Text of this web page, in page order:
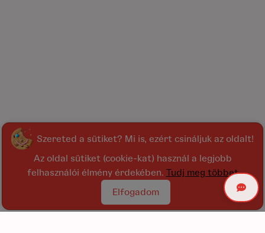
Szereted a sütiket? Mi is, ezért csináljuk az oldalt!
Az oldal sütiket (cookie-kat) használ a legjobb
felhasználói élmény érdekében. Tudj meg többet
Elfogadom